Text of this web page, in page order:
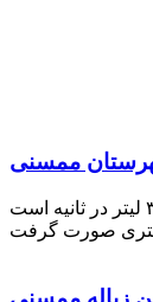
ممسنی
احیای این قنات به گفته علیرضا ظهیر امامی رئیس کانون کارآفرینی فارس با بهره گیری از دانش و تجربه دکتر مرتضی تفتی پیشکسوت قنات های ایران انجام شد.دبی آب قنات مورد نظر ۳ لیتر در ثانیه است